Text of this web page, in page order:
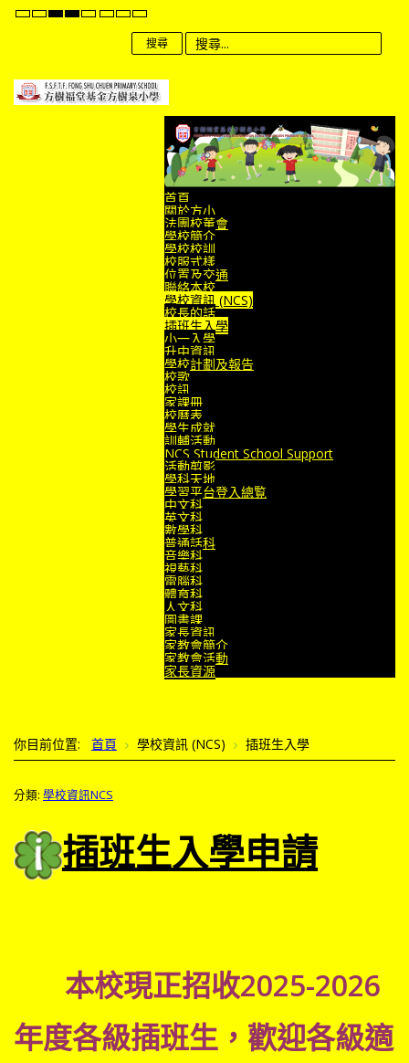
Default
NightHighHighHigh
Contrast
Set
Smaller
Set
Default
Set
Larger
Font
搜尋
首頁
關於方小
法團校董會
學校簡介
學校校訓
校服式樣
位置及交通
聯絡本校
學校資訊 (NCS)
校長的話
插班生入學
小一入學
升中資訊
學校計劃及報告
校歌
校訊
家課冊
校曆表
學生成就
訓輔活動
NCS Student School Support
活動剪影
學科天地
學習平台登入總覧
中文科
英文科
數學科
普通話科
音樂科
視藝科
電腦科
體育科
人文科
圖書課
家長資訊
家教會簡介
家教會活動
家長資源
你目前位置: 首頁 學校資訊 (NCS) 插班生入學
分類: 學校資訊NCS
插班生入學申請
本校現正招收2025-2026
年度各級插班生，歡迎各級適